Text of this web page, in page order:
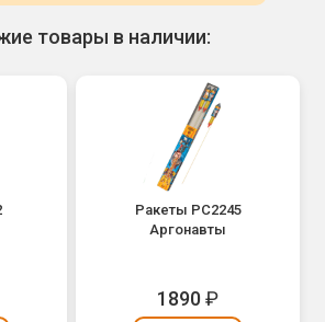
товары в наличии:
Ракеты РС2245
Аргонавты
1890₽